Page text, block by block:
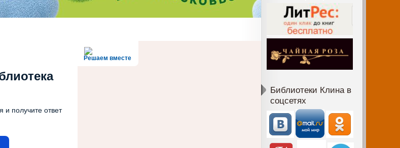
Решаем вместе
получите ответ
Библиотеки Клина в
соцсетях